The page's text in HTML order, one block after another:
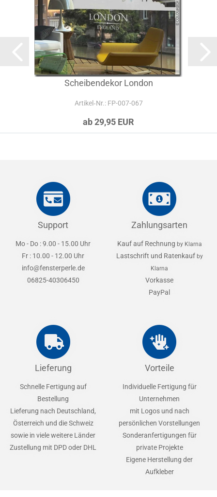
Scheibendekor London
Artikel‑Nr.: FP-007-067
ab 29,95 EUR
Support
Mo - Do : 9.00 - 15.00 Uhr
Fr : 10.00 - 12.00 Uhr
info@fensterperle.de
06825-40306450
Zahlungsarten
Kauf auf Rechnung by Klarna
Lastschrift und Ratenkauf by
Klarna
Vorkasse
PayPal
Lieferung
Schnelle Fertigung auf
Bestellung
Lieferung nach Deutschland,
Österreich und die Schweiz
sowie in viele weitere Länder
Zustellung mit DPD oder DHL
Vorteile
Individuelle Fertigung für
Unternehmen
mit Logos und nach
persönlichen Vorstellungen
Sonderanfertigungen für
private Projekte
Eigene Herstellung der
Aufkleber